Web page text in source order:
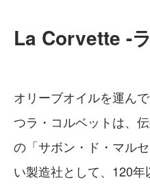
La Corvette -
オリーブオイルを運ん
つラ・コルベットは、
の「サボン・ド・マル
い製造社として、120